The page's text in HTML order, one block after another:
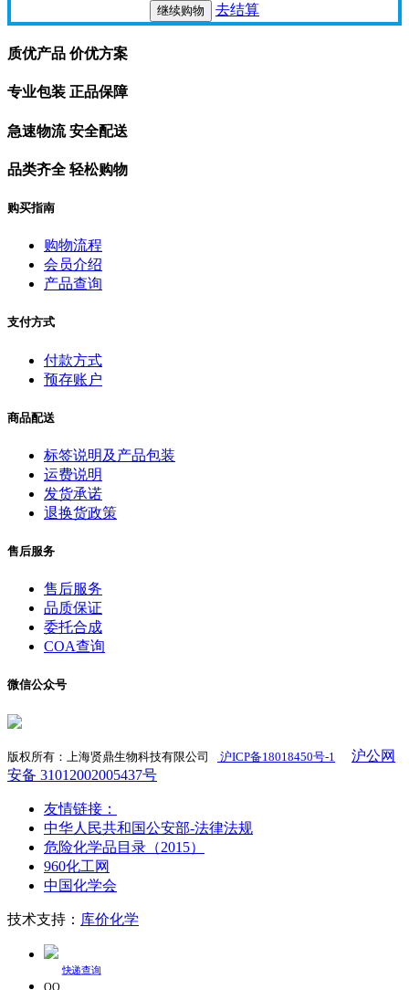
继续购物 去结算
质优产品 价优方案
专业包装 正品保障
急速物流 安全配送
品类齐全 轻松购物
购买指南
购物流程
会员介绍
产品查询
支付方式
付款方式
预存账户
商品配送
标签说明及产品包装
运费说明
发货承诺
退换货政策
售后服务
售后服务
品质保证
委托合成
COA查询
微信公众号
版权所有：上海贤鼎生物科技有限公司 沪ICP备18018450号-1
沪公网
安备 31012002005437号
友情链接：
中华人民共和国公安部-法律法规
危险化学品目录（2015）
960化工网
中国化学会
技术支持： 库价化学
快递查询
QQ